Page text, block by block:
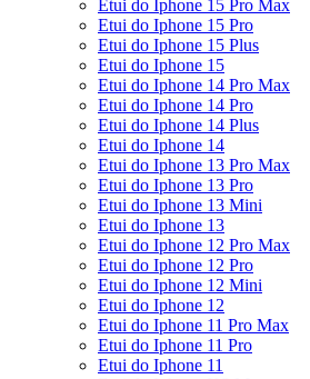
Etui do Iphone 15 Pro Max
Etui do Iphone 15 Pro
Etui do Iphone 15 Plus
Etui do Iphone 15
Etui do Iphone 14 Pro Max
Etui do Iphone 14 Pro
Etui do Iphone 14 Plus
Etui do Iphone 14
Etui do Iphone 13 Pro Max
Etui do Iphone 13 Pro
Etui do Iphone 13 Mini
Etui do Iphone 13
Etui do Iphone 12 Pro Max
Etui do Iphone 12 Pro
Etui do Iphone 12 Mini
Etui do Iphone 12
Etui do Iphone 11 Pro Max
Etui do Iphone 11 Pro
Etui do Iphone 11